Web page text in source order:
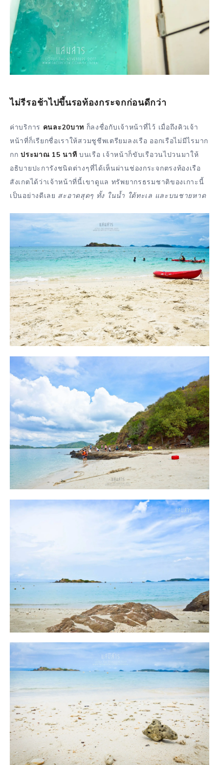
ไม่รีรอช้าไปขึ้นรอท้องกระจกก่อนดีกว่า
ค่าบริการ คนละ20บาท ก็ลงชื่อกับเจ้าหน้าที่ไว้ เมื่อถึงคิวเจ้า
หน้าที่ก็เรียกชื่อเราให้สวมชูชีพเตรียมลงเรือ ออกเรือไม่มีไรมาก
กกประมาณ 15 นาที บนเรือ เจ้าหน้าก็ขับเรือวนไปวนมาให้
อธิบายปะการังชนิดต่างๆที่ได้เห็นผ่านช่องกระจกตรงท้องเรือ
สังเกตได้ว่าเจ้าหน้าที่นี้เขาดูแล ทรัพยากรธรมชาติของเกาะนี้
เป็นอย่างดีเลย สะอาดสุดๆ ทั้ง ในน้ำ ใต้ทะเล และบนชายหาด